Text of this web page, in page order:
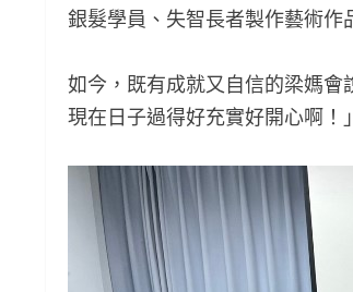
銀髮學員、失智長者製作藝術作
如今，既有成就又自信的梁媽會
現在日子過得好充實好開心啊！」